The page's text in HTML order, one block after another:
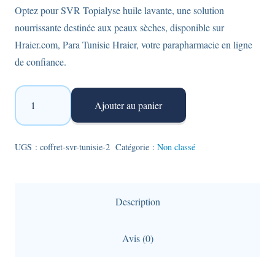
Optez pour SVR Topialyse huile lavante, une solution
nourrissante destinée aux peaux sèches, disponible sur
Hraier.com, Para Tunisie Hraier, votre parapharmacie en ligne
de confiance.
quantité
Pack
Coffret
Ajouter au panier
UGS : coffret-svr-tunisie-2 Catégorie : Non classé
Description
Avis (0)